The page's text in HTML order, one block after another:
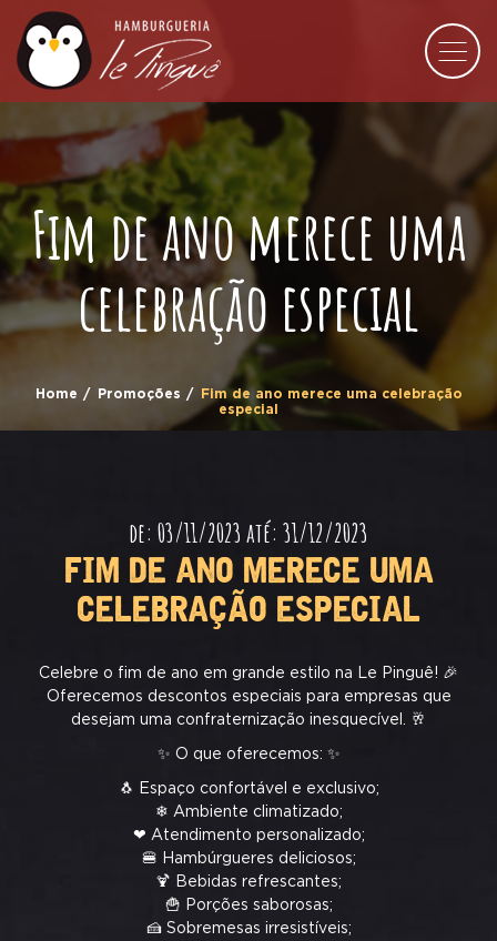
Fim de ano merece uma
celebração especial
Home Promoções
Fim de ano merece uma celebração
especial
de: 03/11/2023 até: 31/12/2023
FIM DE ANO MERECE UMA
CELEBRAÇÃO ESPECIAL
Celebre o fim de ano em grande estilo na Le Pinguê! 🎉
Oferecemos descontos especiais para empresas que
desejam uma confraternização inesquecível. 🥂
✨ O que oferecemos: ✨
🐧 Espaço confortável e exclusivo;
❄ Ambiente climatizado;
❤ Atendimento personalizado;
🍔 Hambúrgueres deliciosos;
🍹 Bebidas refrescantes;
🍟 Porções saborosas;
🍰 Sobremesas irresistíveis;